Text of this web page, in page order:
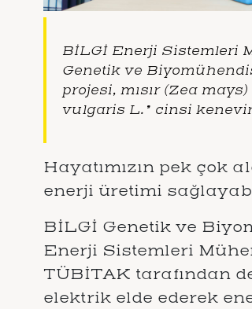
BİLGİ Enerji Sistemleri
Genetik ve
projesi, mısır (Zea mays
vulgaris L. ” cinsi
Hayatımızın pek çok
enerji üretimi
BİLGİ Genetik ve
Enerji Sistemleri
TÜBİTAK tarafından
elektrik elde ederek